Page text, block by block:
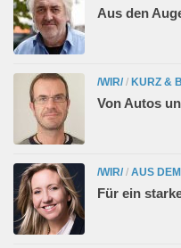
Aus den
/WIR/ / KURZ &
Von Autos
/WIR/ / AUS
Für ein